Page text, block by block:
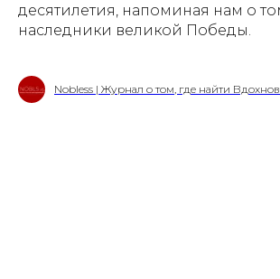
десятилетия, напоминая нам о
наследники великой Победы.
Nobless | Журнал о том, где найти